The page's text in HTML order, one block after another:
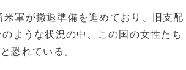
軍が撤退準備を進めており、旧支配
ような状況の中、この国の女性たち
恐れている。